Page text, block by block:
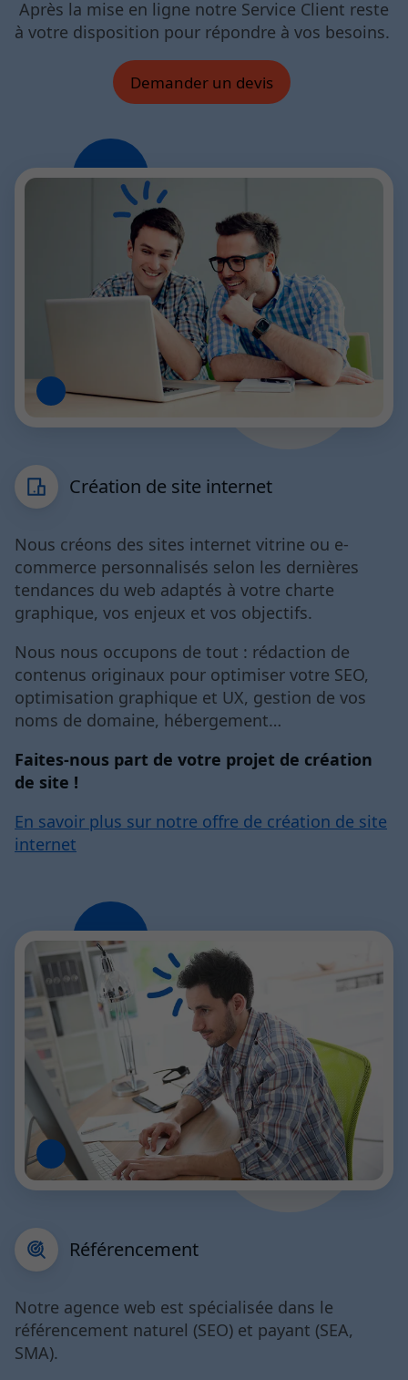
Après la mise en ligne notre Service Client reste
à votre disposition pour répondre à vos besoins.
Demander un devis
Création de site internet
Nous créons des sites internet vitrine ou e-
commerce personnalisés selon les dernières
tendances du web adaptés à votre charte
graphique, vos enjeux et vos objectifs.
Nous nous occupons de tout : rédaction de
contenus originaux pour optimiser votre SEO,
optimisation graphique et UX, gestion de vos
noms de domaine, hébergement…
Faites-nous part de votre projet de création
de site !
En savoir plus sur notre offre de création de site
internet
Référencement
Notre agence web est spécialisée dans le
référencement naturel (SEO) et payant (SEA,
SMA).